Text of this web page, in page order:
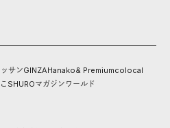
サンGINZAHanako& Premiumcolocal
SHUROマガジンワールド